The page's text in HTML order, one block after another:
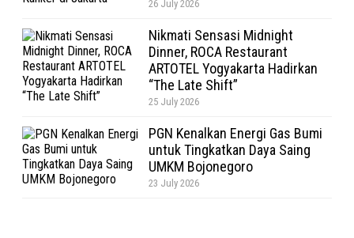
26 July 2026
Nikmati Sensasi Midnight
Dinner, ROCA Restaurant
ARTOTEL Yogyakarta Hadirkan
“The Late Shift”
25 July 2026
PGN Kenalkan Energi Gas Bumi
untuk Tingkatkan Daya Saing
UMKM Bojonegoro
23 July 2026